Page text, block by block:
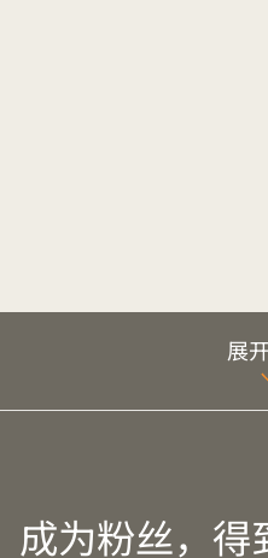
展
成为粉丝，得